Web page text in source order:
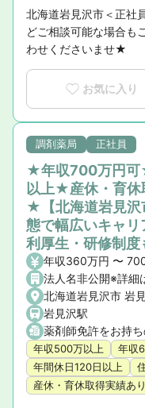
北海道岩見沢市＜正社
どご相談可能な場合も
わせくださいませ★
お気に入り
調剤薬局 正社員
★年収700万円可
以上★産休・育休
★【北海道岩見沢
態で幅広いキャ
利厚生・研修制度
法人名非公開※詳細
北海道岩見沢市 岩
岩見沢駅
薬剤師免許をお持
年収500万以上 年収
年間休日120日以上
産休・育休取得実績あり